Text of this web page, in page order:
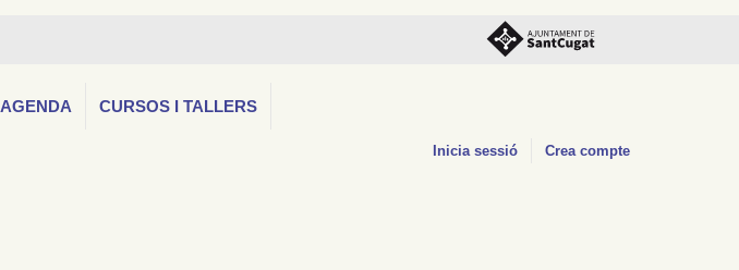
AGENDA CURSOS I TALLERS
Inicia sessió Crea compte